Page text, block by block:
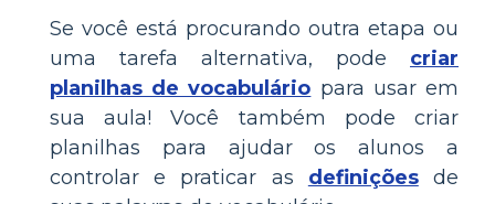
Se você está procurando outra etapa ou
uma tarefa alternativa, pode criar
planilhas de vocabulário para usar em
sua aula! Você também pode criar
planilhas para ajudar os alunos a
controlar e praticar as definiçõesde